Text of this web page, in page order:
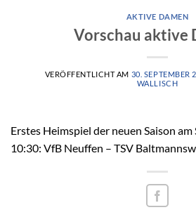
AKTIVE DAMEN
Vorschau aktive
VERÖFFENTLICHT AM 30. SEPTEMBER
WALLISCH
Erstes Heimspiel der neuen Saison
10:30: VfB Neuffen – TSV